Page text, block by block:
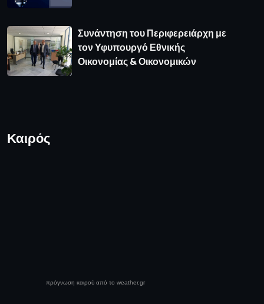
Συνάντηση του Περιφερειάρχη με
τον Υφυπουργό Εθνικής
Οικονομίας & Οικονομικών
Καιρός
πρόγνωση καιρού από το weather.gr